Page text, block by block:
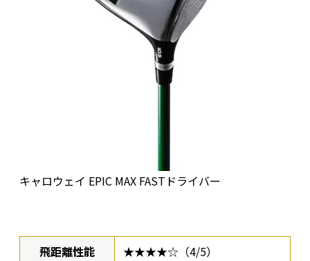
キャロウェイ EPIC MAX FASTドライバー
飛距離性能
★★★★☆（4/5）